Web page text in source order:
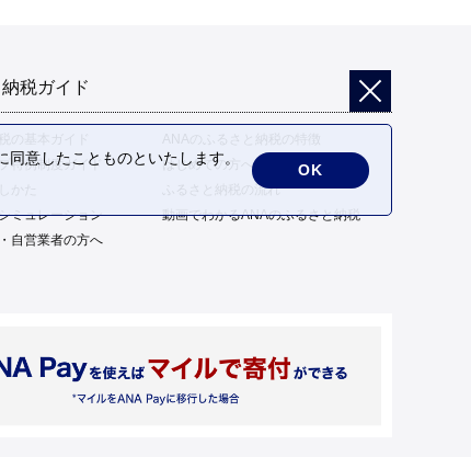
税ガイド
の基本ガイド
ANAのふるさと納税の特徴
特例制度ガイド
はじめての方へ
ふるさと納税の流れ
ミュレーション
動画でわかるANAのふるさと納税
自営業者の方へ
意したことものといたします。
OK